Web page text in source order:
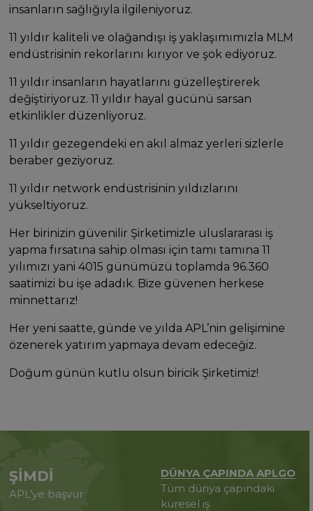
insanların sağlığıyla ilgileniyoruz.
11 yıldır kaliteli ve olağandışı iş yaklaşımımızla MLM
endüstrisinin rekorlarını kırıyor ve şok ediyoruz.
11 yıldır insanların hayatlarını güzelleştirerek
değiştiriyoruz. 11 yıldır hayal gücünü sarsan
etkinlikler düzenliyoruz.
11 yıldır gezegendeki en akıl almaz yerleri sizlerle
beraber geziyoruz.
11 yıldır network endüstrisinin yıldızlarını
yükseltiyoruz.
Her birinizin güvenilir Şirketimizle uluslararası iş
yapma fırsatına sahip olması için tamı tamına 11
yılımızı yani 4015 günümüzü toplamda 96.360
saatimizi bu işe adadık. Bize güvenen herkese
minnettarız!
Her yeni saatte, günde ve yılda APL’nin gelişimine
özenerek yatırım yapmaya devam edeceğiz.
Doğum günün kutlu olsun biricik Şirketimiz!
ŞİMDİ
APL’ye başvur
DÜNYA ÇAPINDA APLGO
Tüm dünya çapındaki
küresel iş